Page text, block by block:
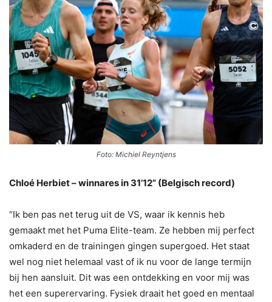
Foto: Michiel Reyntjens
Chloé Herbiet – winnares in 31’12” (Belgisch record)
“Ik ben pas net terug uit de VS, waar ik kennis heb
gemaakt met het Puma Elite-team. Ze hebben mij perfect
omkaderd en de trainingen gingen supergoed. Het staat
wel nog niet helemaal vast of ik nu voor de lange termijn
bij hen aansluit. Dit was een ontdekking en voor mij was
het een superervaring. Fysiek draait het goed en mentaal